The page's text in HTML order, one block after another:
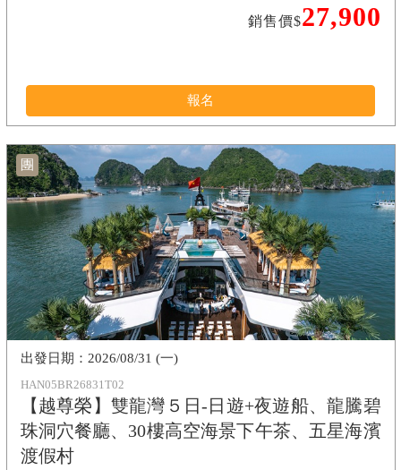
銷售價$27,900
報名
團
HAN05BR26831T02
【越尊榮】雙龍灣５日-日遊+夜遊船、龍騰碧
珠洞穴餐廳、30樓高空海景下午茶、五星海濱
渡假村
2026/08/31 (一)